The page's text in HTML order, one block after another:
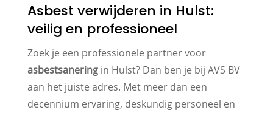
Asbest verwijderen in Hulst:
veilig en professioneel
Zoek je een professionele partner voor
asbestsaneringin Hulst? Dan ben je bij AVS BV
aan het juiste adres. Met meer dan een
decennium ervaring, deskundig personeel en